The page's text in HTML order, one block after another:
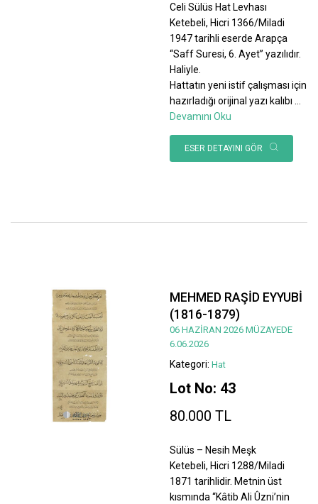
Celi Sülüs Hat Levhası
Ketebeli, Hicri 1366/Miladi
1947 tarihli eserde Arapça
“Saff Suresi, 6. Ayet” yazılıdır.
Haliyle.
Hattatın yeni istif çalışması için
hazırladığı orijinal yazı kalıbı
Devamını Oku
ESER DETAYINI GÖR
MEHMED RAŞİD EYYUBİ
(1816-1879)
06 HAZİRAN 2026 MÜZAYEDE
6.06.2026
Kategori: Hat
Lot No: 43
80.000 TL
Sülüs – Nesih Meşk
Ketebeli, Hicri 1288/Miladi
1871 tarihlidir. Metnin üst
kısmında “Kâtib Ali Ûzni’nin